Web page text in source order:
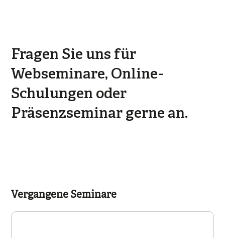
Fragen Sie uns für
Webseminare, Online-
Schulungen oder
Präsenzseminar gerne an.
Vergangene Seminare